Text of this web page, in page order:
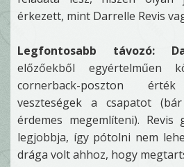
érkezett, mint Darrelle Revis
Legfontosabb távozó:
előzőekből egyértelműen
cornerback-poszton
veszteségek a csapatot
érdemes megemlíteni). Revis
legjobbja, így pótolni nem
drága volt ahhoz, hogy